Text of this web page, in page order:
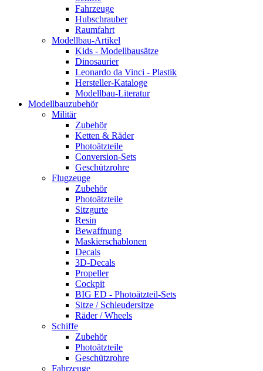
Fahrzeuge
Hubschrauber
Raumfahrt
Modellbau-Artikel
Kids - Modellbausätze
Dinosaurier
Leonardo da Vinci - Plastik
Hersteller-Kataloge
Modellbau-Literatur
Modellbauzubehör
Militär
Zubehör
Ketten & Räder
Photoätzteile
Conversion-Sets
Geschützrohre
Flugzeuge
Zubehör
Photoätzteile
Sitzgurte
Resin
Bewaffnung
Maskierschablonen
Decals
3D-Decals
Propeller
Cockpit
BIG ED - Photoätzteil-Sets
Sitze / Schleudersitze
Räder / Wheels
Schiffe
Zubehör
Photoätzteile
Geschützrohre
Fahrzeuge